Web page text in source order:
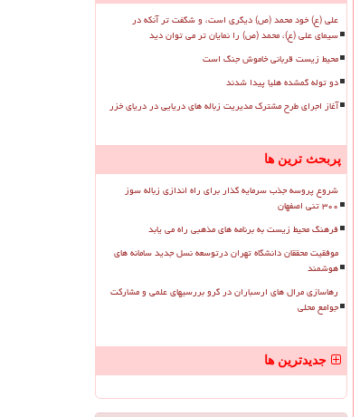
علی (ع) خود محمد (ص) دیگری است، و شگفت تر آنکه در
سیمای علی (ع)، محمد (ص) را نمایان تر می توان دید
محیط زیست قربانی خاموش جنگ است
دو توله گمشده هلیا پیدا شدند
آغاز اجرای طرح مشترک مدیریت زباله های دریایی در دریای خزر
پربحث ترین ها
شروع پروسه جذب سرمایه گذار برای راه اندازی زباله سوز
۳۰۰ تنی اصفهان
فرهنگ محیط زیست به برنامه های مذهبی راه می یابد
موفقیت محققان دانشگاه تهران درتوسعه نسل جدید سامانه های
هوشمند
رهاسازی مرال های ارسباران در گرو بررسیهای علمی و مشارکت
جوامع محلی
جدیدترین ها